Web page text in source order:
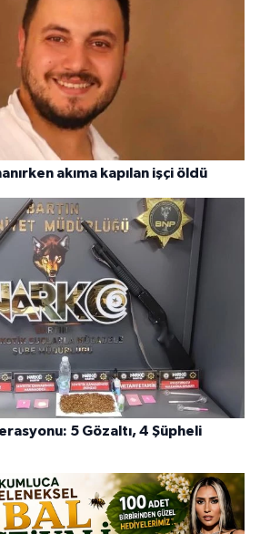
akıma kapılan işçi öldü
5 Gözaltı, 4 Şüpheli